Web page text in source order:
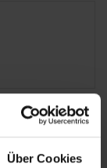
Über Cookies